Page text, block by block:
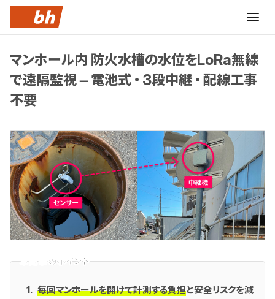
マンホール内 防火水槽の水位をLoRa無線
で遠隔監視 – 電池式・3段中継・配線工事
不要
本記事のポイント
毎回マンホールを開けて計測する負担と安全リスクを減